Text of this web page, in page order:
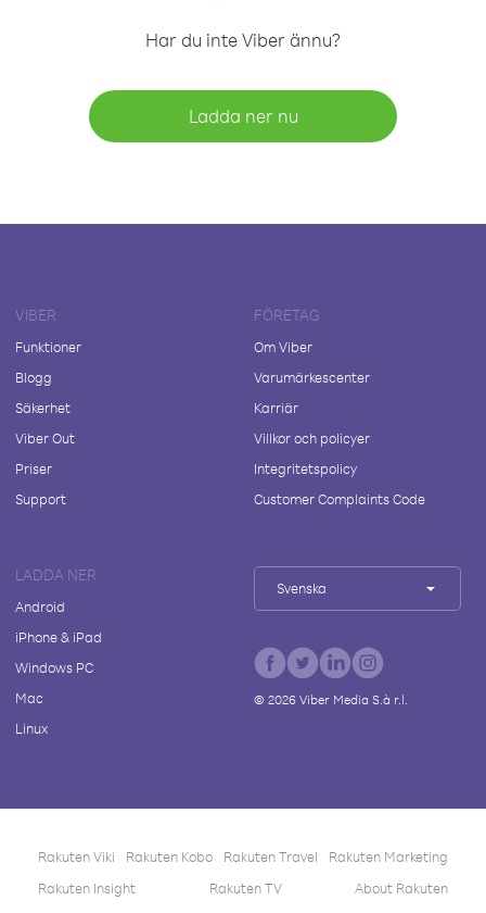
Har du inte Viber ännu?
Ladda ner nu
VIBER
Funktioner
Blogg
Säkerhet
Viber Out
Priser
Support
FÖRETAG
Om Viber
Varumärkescenter
Karriär
Villkor och policyer
Integritetspolicy
Customer Complaints Code
LADDA NER
Android
iPhone & iPad
Windows PC
Mac
Linux
Svenska
© 2026Viber Media S.à r.l.
Rakuten Viki Rakuten Kobo Rakuten Travel
Rakuten Marketing
Rakuten Insight
Rakuten TV About Rakuten